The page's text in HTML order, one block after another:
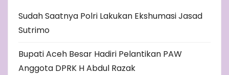
Sudah Saatnya Polri Lakukan Ekshumasi Jasad
Sutrimo
Bupati Aceh Besar Hadiri Pelantikan PAW
Anggota DPRK H Abdul Razak